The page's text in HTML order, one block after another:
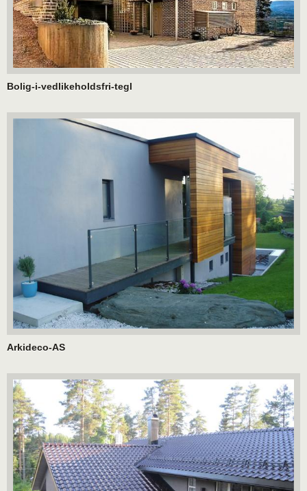
Bolig-i-vedlikeholdsfri-tegl
Arkideco-AS